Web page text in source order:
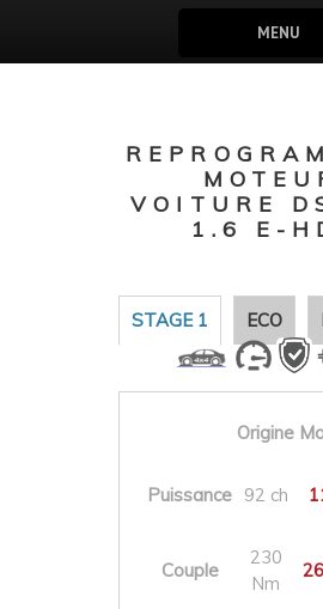
MENU
VOITURE
1.6 E-
STAGE 1 ECO
Origine
Puissance 92 ch
Couple
230
Nm